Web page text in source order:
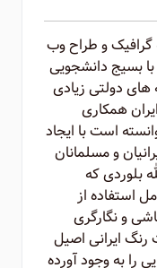
گرافیک و طراح وب
را با بسیج دانشجویی
های دولتی زیادی
همکاری
است با ایجاد
و مسلمانان
الله بلوردی که
استفاده از
و نگارگری
رنگ ایرانی اصیل
را به وجود آورده